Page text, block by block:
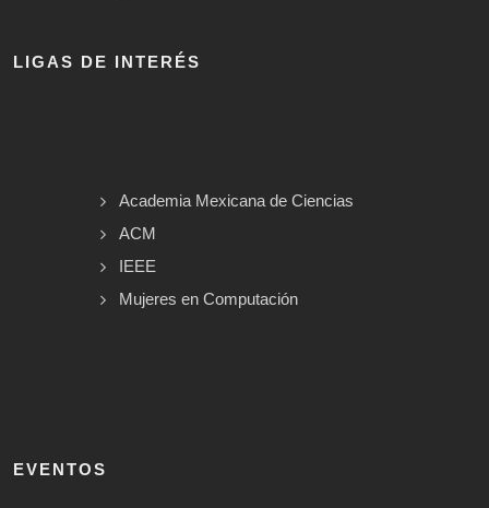
LIGAS DE INTERÉS
Academia Mexicana de Ciencias
ACM
IEEE
Mujeres en Computación
EVENTOS